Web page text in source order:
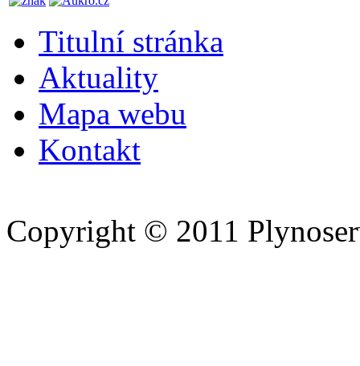
Titulní stránka
Aktuality
Mapa webu
Kontakt
Copyright © 2011